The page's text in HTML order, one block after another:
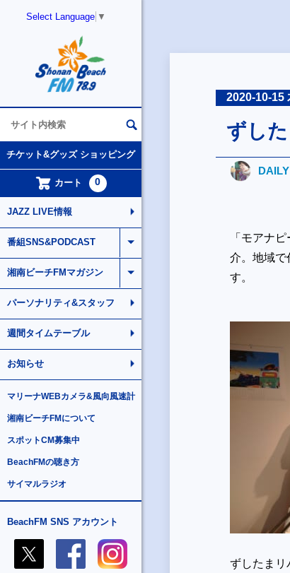
Select Language ▼
チケット&グッズ ショッピング
カート 0
JAZZ LIVE情報
番組SNS&PODCAST
湘南ビーチFMマガジン
パーソナリティ&スタッフ
週間タイムテーブル
お知らせ
マリーナWEBカメラ&風向風速計
湘南ビーチFMについて
スポットCM募集中
BeachFMの聴き方
サイマルラジオ
BeachFM SNS アカウント
2020-10-15
ずし
「モアナ
介。地域
す。
ずしたま